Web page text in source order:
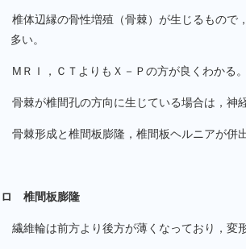
椎体辺縁の骨性増殖（骨棘）が生じるもので
多い。
MＲＩ，ＣＴよりもＸ－Ｐの方が良くわかる。
骨棘が椎間孔の方向に生じている場合は，神
骨棘形成と椎間板膨隆，椎間板ヘルニアが併
ロ 椎間板膨隆
繊維輪は前方より後方が薄くなっており，変